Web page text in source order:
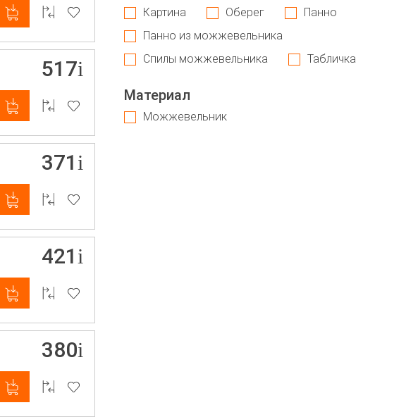
517
371
421
380
Картина Оберег
Панно
Панно из можжевельника
Спилы можжевельника
Табличка
Материал
Можжевельник